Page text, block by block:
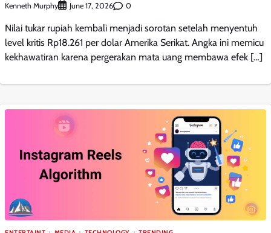
Kenneth Murphy June 17, 2026 0
Nilai tukar rupiah kembali menjadi sorotan setelah menyentuh
level kritis Rp18.261 per dolar Amerika Serikat. Angka ini memicu
kekhawatiran karena pergerakan mata uang membawa efek […]